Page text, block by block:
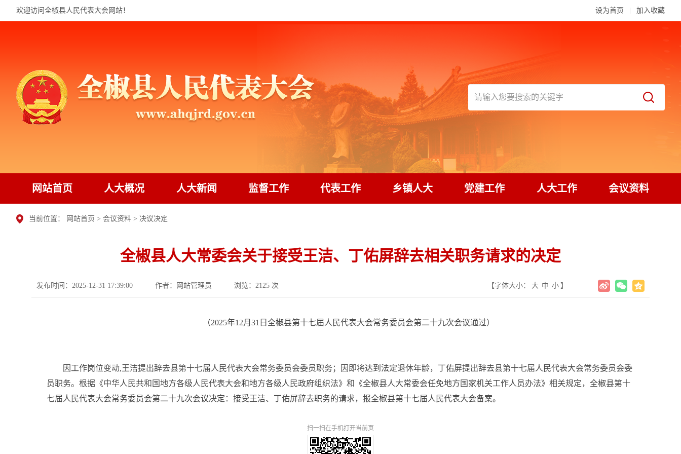
欢迎访问全椒县人民代表大会网站！ 设为首页 加入收藏
网站首页 人大概况 人大新闻 监督工作 代表工作 乡镇人大 党建工作 人大工作 会议资料
当前位置： 网站首页 > 会议资料 > 决议决定
全椒县人大常委会关于接受王洁、丁佑屏辞去相关职务请求的决定
发布时间：2025-12-31 17:39:00 作者：网站管理员 浏览：2125 次 【字体大小： 大 中 小 】
（2025年12月31日全椒县第十七届人民代表大会常务委员会第二十九次会议通过）
因工作岗位变动,王洁提出辞去县第十七届人民代表大会常务委员会委员职务；因即将达到法定退休年龄，丁佑屏提出辞去县第十七届人民代表大会常务委员会委
员职务。根据《中华人民共和国地方各级人民代表大会和地方各级人民政府组织法》和《全椒县人大常委会任免地方国家机关工作人员办法》相关规定，全椒县第十
七届人民代表大会常务委员会第二十九次会议决定：接受王洁、丁佑屏辞去职务的请求，报全椒县第十七届人民代表大会备案。
扫一扫在手机打开当前页